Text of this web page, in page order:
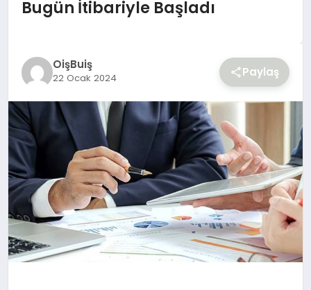
SPOR
Bugün İtibariyle Başladı
OişBuiş
22 Ocak 2024 Paylaş